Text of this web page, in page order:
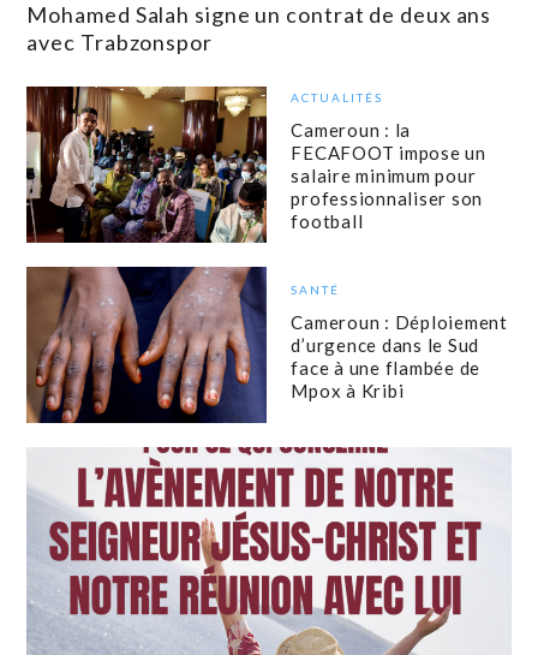
Mohamed Salah signe un contrat de deux ans
avec Trabzonspor
ACTUALITÉS
Cameroun : la
FECAFOOT impose un
salaire minimum pour
professionnaliser son
football
SANTÉ
Cameroun : Déploiement
d’urgence dans le Sud
face à une flambée de
Mpox à Kribi